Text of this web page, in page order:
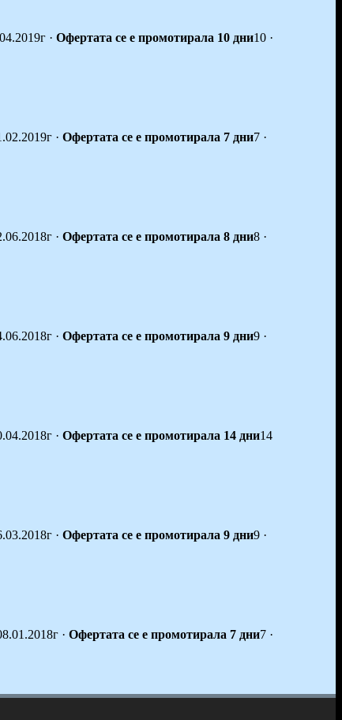
· Офертата се е промотирала 10 дни10 ·
· Офертата се е промотирала 7 дни7 ·
· Офертата се е промотирала 8 дни8 ·
· Офертата се е промотирала 9 дни9 ·
· Офертата се е промотирала 14 дни14
· Офертата се е промотирала 9 дни9 ·
· Офертата се е промотирала 7 дни7 ·